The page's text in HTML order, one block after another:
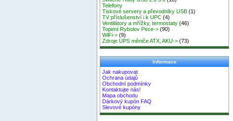
Telefony
Tiskové servery a převodníky USB (1)
TV příslušenství i k UPC (4)
Ventilátory a mřížky, termostaty (46)
Topení Rybolov Pece-> (90)
WiFi-> (9)
Zdroje UPS měniče ATX, AKU-> (73)
Informace
Jak nakupovat
Ochrana údajů
Obchodní podmínky
Kontaktujte nás!
Mapa obchodu
Dárkový kupón FAQ
Slevové kupóny